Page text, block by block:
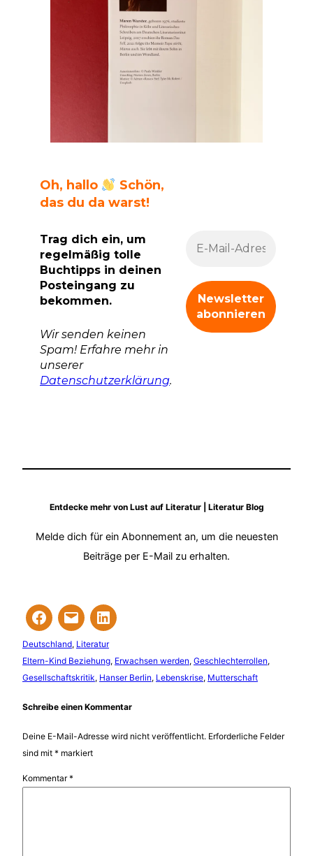
Oh, hallo
Schön,
das du da warst!
Trag dich ein, um
regelmäßig tolle
Buchtipps in deinen
Posteingang zu
bekommen.
Wir senden keinen
Spam! Erfahre mehr in
unserer
Datenschutzerklärung.
Entdecke mehr von Lust auf Literatur | Literatur Blog
Melde dich für ein Abonnement an, um die neuesten
Beiträge per E-Mail zu erhalten.
Deutschland, Literatur
Eltern-Kind Beziehung, Erwachsen werden, Geschlechterrollen
Gesellschaftskritik, Hanser Berlin, Lebenskrise, Mutterschaft
Schreibe einen Kommentar
Deine E-Mail-Adresse wird nicht veröffentlicht. Erforderliche Felder
sind mit * markiert
Kommentar*